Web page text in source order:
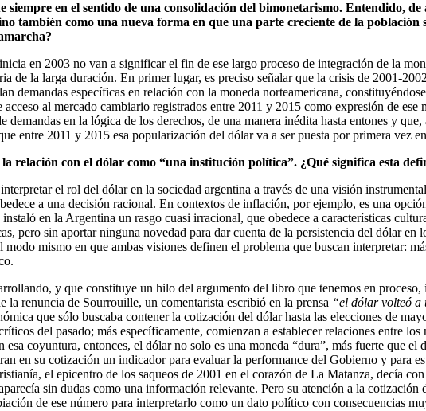
en el sentido de una consolidación del bimonetarismo. Entendido,
también como una nueva forma en que una parte creciente de la
en 2003 no van a significar el fin de ese largo proceso de integración de la
de la larga duración. En primer lugar, es preciso señalar que la crisis de 2001-
demandas específicas en relación con la moneda norteamericana,
al mercado cambiario registrados entre 2011 y 2015 como expresión de
en la lógica de los derechos, de una manera inédita hasta entones y
entre 2011 y 2015 esa popularización del dólar va a ser puesta por primera vez
relación con el dólar como “una institución política”. ¿Qué significa esta
el rol del dólar en la sociedad argentina a través de una visión
a una decisión racional. En contextos de inflación, por ejemplo, es una
en la Argentina un rasgo cuasi irracional, que obedece a características
pero sin aportar ninguna novedad para dar cuenta de la persistencia del dólar
mismo en que ambas visiones definen el problema que buscan interpretar:
y que constituye un hilo del argumento del libro que tenemos en
renuncia de Sourrouille, un comentarista escribió en la prensa “el dólar volteó a
que sólo buscaba contener la cotización del dólar hasta las elecciones de
del pasado; más específicamente, comienzan a establecer relaciones entre
coyuntura, entonces, el dólar no solo es una moneda “dura”, más fuerte que
en su cotización un indicador para evaluar la performance del Gobierno y para
el epicentro de los saqueos de 2001 en el corazón de La Matanza, decía
sin dudas como una información relevante. Pero su atención a la
de ese número para interpretarlo como un dato político con consecuencias